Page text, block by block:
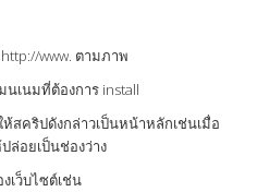
www. ตามภาพ
นเนมที่ต้องการ install
สคริปดังกล่าวเป็นหน้าหลักเช่นเมื่อ
ล่อยเป็นช่องว่าง
เว็บไซต์เช่น